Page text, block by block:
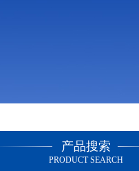
产品搜索
PRODUCT SEARCH